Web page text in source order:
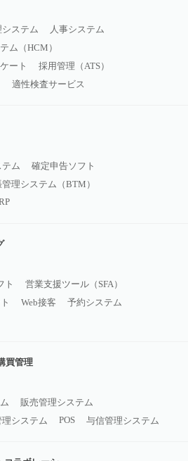
ステム
人事システム
ム（HCM）
ート
採用管理（ATS）
適性検査サービス
ム
確定申告ソフト
管理システム（BTM）
ト
営業支援ツール（SFA）
Web接客
予約システム
買管理
販売管理システム
システム POS 与信管理システム